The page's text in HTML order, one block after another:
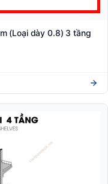
Kệ đơn siêu thị tôn đục lỗ 90cm – 120cm (Loại dày 0.8) 3 tầng